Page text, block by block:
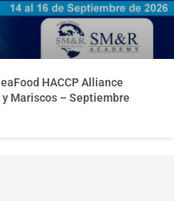
HACCP Alliance
y Mariscos – Septiembre